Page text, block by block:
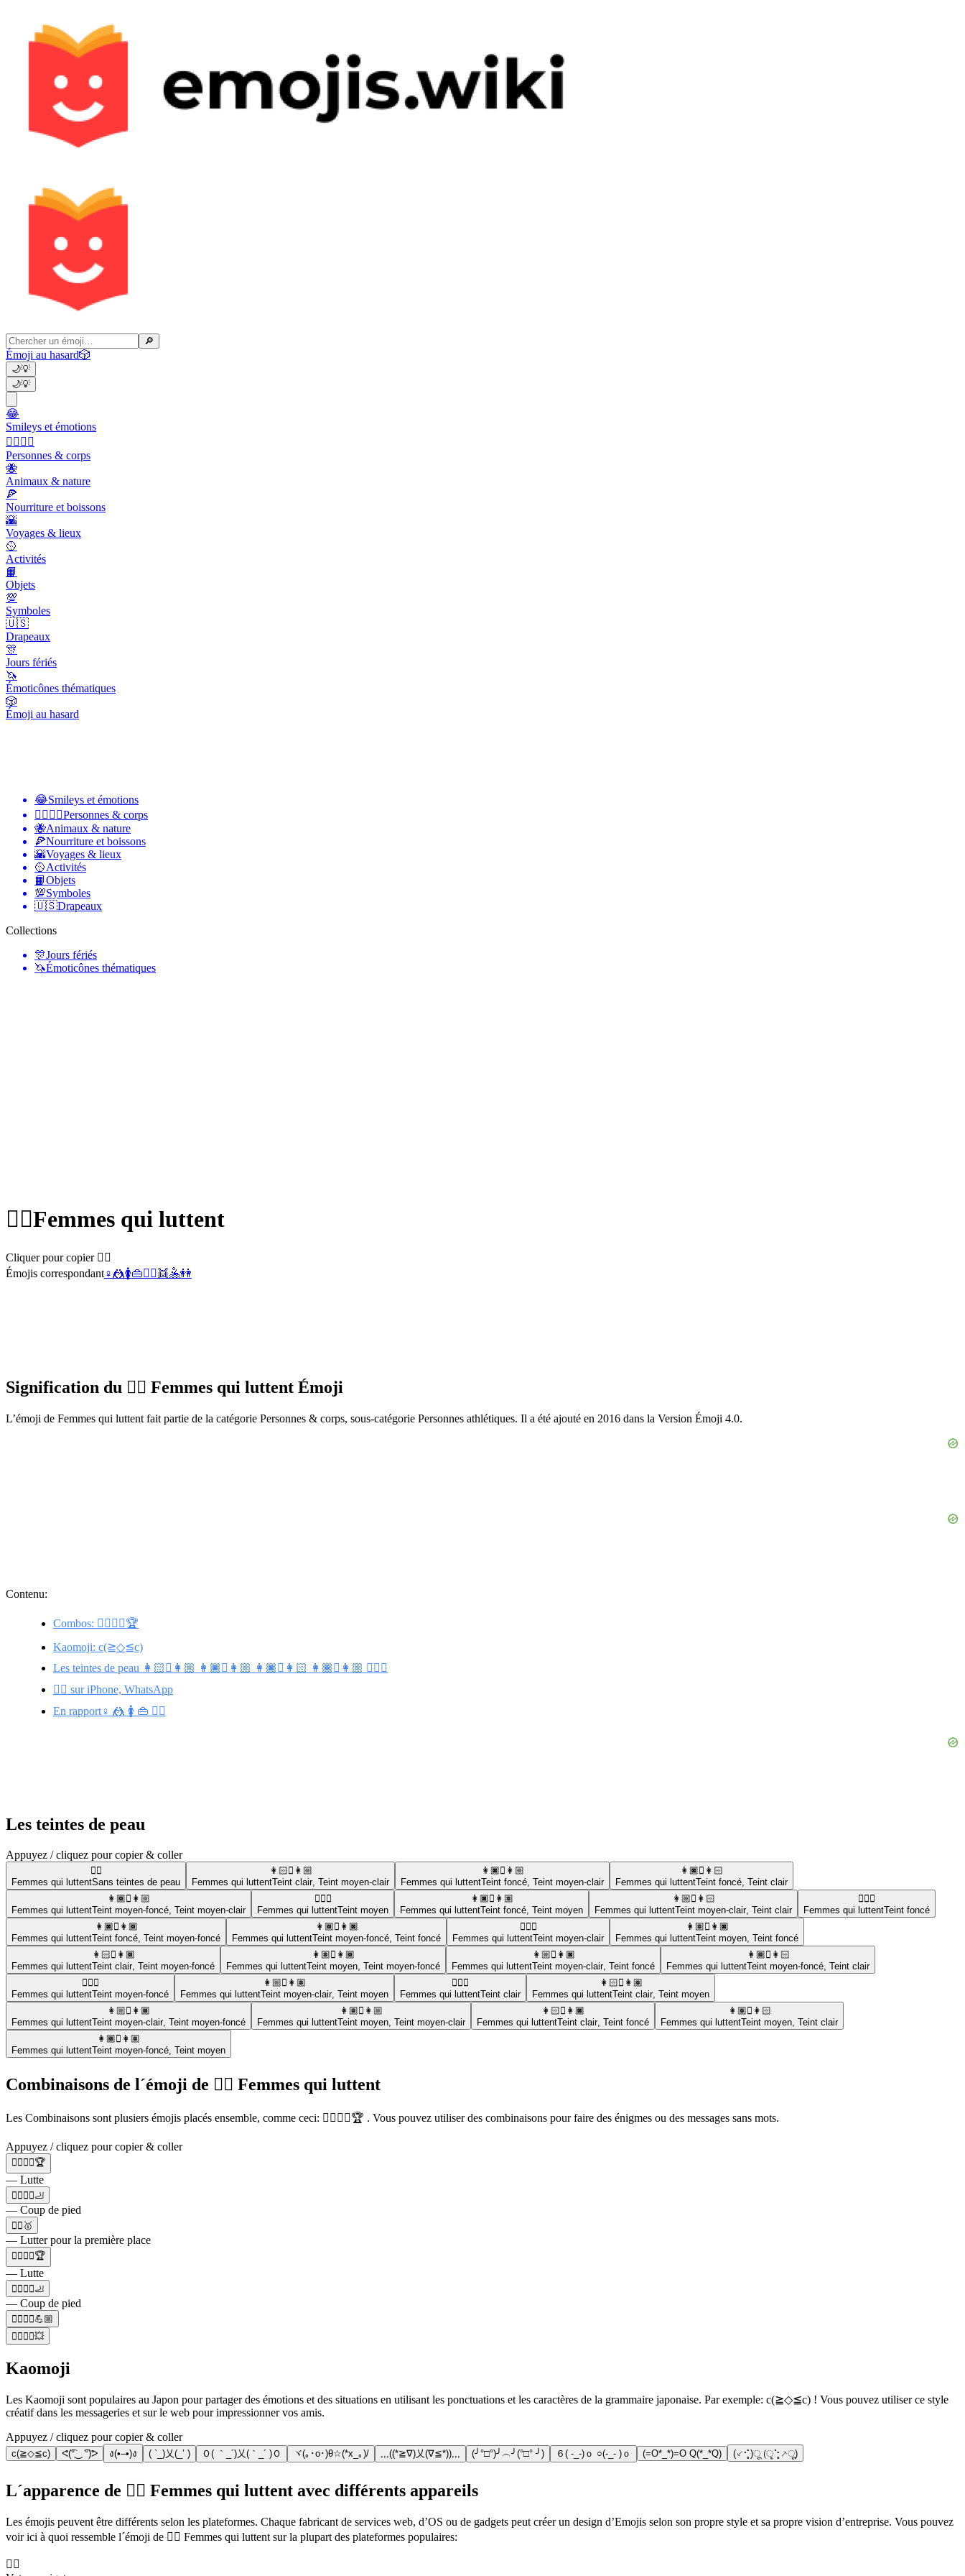
🔎
Émoji au hasard🎲
🌙💡
🌙💡
😂
Smileys et émotions
👩‍❤️‍💋‍👨
Personnes & corps
🐝
Animaux & nature
🍕
Nourriture et boissons
🌇
Voyages & lieux
🥎
Activités
📙
Objets
💯
Symboles
🇺🇸
Drapeaux
🎊
Jours fériés
🦄
Émoticônes thématiques
🎲
Émoji au hasard
😂Smileys et émotions
👩‍❤️‍💋‍👨Personnes & corps
🐝Animaux & nature
🍕Nourriture et boissons
🌇Voyages & lieux
🥎Activités
📙Objets
💯Symboles
🇺🇸Drapeaux
Collections
🎊Jours fériés
🦄Émoticônes thématiques
🤼‍♀️Femmes qui luttent
Cliquer pour copier 🤼‍♀️
Émojis correspondant♀️ 🤼🚺👜🤼‍♂️👯🤽👭
Signification du 🤼‍♀️ Femmes qui luttent Émoji
L’émoji de Femmes qui luttent fait partie de la catégorie Personnes & corps, sous-catégorie Personnes athlétiques. Il a été ajouté en 2016 dans la Version Émoji 4.0.
Contenu:
Combos: 🤼‍♂️🤼‍♀️🏆
Kaomoji: c(≧◇≦c)
Les teintes de peau 👩🏻‍🫯‍👩🏼 👩🏿‍🫯‍👩🏼 👩🏿‍🫯‍👩🏻 👩🏾‍🫯‍👩🏼 🤼🏽‍♀️
🤼‍♀️ sur iPhone, WhatsApp
En rapport♀️ 🤼 🚺 👜 🤼‍♂️
Les teintes de peau
Appuyez / cliquez pour copier & coller
🤼‍♀️
Femmes qui luttentSans teintes de peau
👩🏻‍🫯‍👩🏼
Femmes qui luttentTeint clair, Teint moyen-clair
👩🏿‍🫯‍👩🏼
Femmes qui luttentTeint foncé Teint moyen-clair
👩🏿‍🫯‍👩🏻
Femmes qui luttentTeint foncé Teint clair
👩🏾‍🫯‍👩🏼
Femmes qui luttentTeint moyen-foncé Teint moyen-clair
🤼🏽‍♀️
Femmes qui luttentTeint moyen
👩🏿‍🫯‍👩🏽
Femmes qui luttentTeint foncé Teint moyen
👩🏼‍🫯‍👩🏻
Femmes qui luttentTeint moyen-clair, Teint clair
🤼🏿‍♀️
Femmes qui luttentTeint foncé
👩🏿‍🫯‍👩🏾
Femmes qui luttentTeint foncé Teint moyen-foncé
👩🏾‍🫯‍👩🏿
Femmes qui luttentTeint moyen-foncé Teint foncé
🤼🏼‍♀️
Femmes qui luttentTeint moyen-clair
👩🏽‍🫯‍👩🏿
Femmes qui luttentTeint moyen Teint foncé
👩🏻‍🫯‍👩🏾
Femmes qui luttentTeint clair, Teint moyen-foncé
👩🏽‍🫯‍👩🏾
Femmes qui luttentTeint moyen Teint moyen-foncé
👩🏼‍🫯‍👩🏿
Femmes qui luttentTeint moyen-clair, Teint foncé
👩🏾‍🫯‍👩🏻
Femmes qui luttentTeint moyen-foncé Teint clair
🤼🏾‍♀️
Femmes qui luttentTeint moyen-foncé
👩🏼‍🫯‍👩🏽
Femmes qui luttentTeint moyen-clair, Teint moyen
🤼🏻‍♀️
Femmes qui luttentTeint clair
👩🏻‍🫯‍👩🏽
Femmes qui luttentTeint clair, Teint moyen
👩🏼‍🫯‍👩🏾
Femmes qui luttentTeint moyen-clair, Teint moyen-foncé
👩🏽‍🫯‍👩🏼
Femmes qui luttentTeint moyen Teint moyen-clair
👩🏻‍🫯‍👩🏿
Femmes qui luttentTeint clair, Teint foncé
👩🏽‍🫯‍👩🏻
Femmes qui luttentTeint moyen Teint clair
👩🏾‍🫯‍👩🏽
Femmes qui luttentTeint moyen-foncé Teint moyen
Combinaisons de l´émoji de 🤼‍♀️ Femmes qui luttent
Les Combinaisons sont plusiers émojis placés ensemble, comme ceci: 🤼‍♂️🤼‍♀️🏆 . Vous pouvez utiliser des combinaisons pour faire des énigmes ou des messages sans mots.
Appuyez / cliquez pour copier & coller
🤼‍♂️🤼‍♀️🏆
— Lutte
🏃‍♀️🤼‍♀️🦶
— Coup de pied
🤼‍♀️🥇
— Lutter pour la première place
🤼‍♂️🤼‍♀️🏆
— Lutte
🏃‍♀️🤼‍♀️🦶
— Coup de pied
🤼‍♂️🤼‍♀️💪🏼
🤼‍♂️🤼‍♀️💥
Kaomoji
Les Kaomoji sont populaires au Japon pour partager des émotions et des situations en utilisant les ponctuations et les caractères de la grammaire japonaise. Par exemple: c(≧◇≦c) ! Vous pouvez utiliser ce style
créatif dans les messageries et sur le web pour impressionner vos amis.
Appuyez / cliquez pour copier & coller
c(≧◇≦c) ᕙ(͡°‿ ͡°)ᕗ ง(•–•)ง ( `_)乂(_’ ) Ｏ( ｀_´)乂(｀_´ )Ｏ ヾ(｡･o･)θ☆(*x_｡)/ ,,,((*≧∇)乂(∇≦*)),,, (╯°□°)╯︵╯(°□° ╯) ６( -_-)ｏ ○(-_- )ｏ (=O*_*)=O Q(*_*Q) (⸔⠊̥)ू (ृ⠑̥⸕ू)
L´apparence de 🤼‍♀️ Femmes qui luttent avec différents appareils
Les émojis peuvent être différents selon les plateformes. Chaque fabricant de services web, d’OS ou de gadgets peut créer un design d’Emojis selon son propre style et sa propre vision d’entreprise. Vous pouvez
voir ici à quoi ressemble l´émoji de 🤼‍♀️ Femmes qui luttent sur la plupart des plateformes populaires:
🤼‍♀️